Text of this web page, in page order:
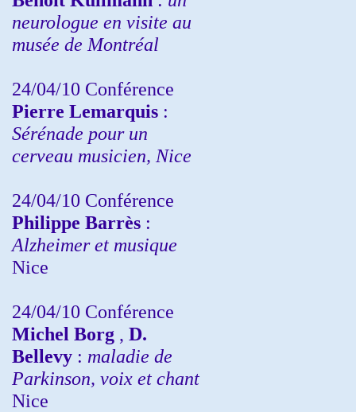
neurologue en visite au
musée de Montréal
24/04/10 Conférence
Pierre Lemarquis :
Sérénade pour un
cerveau musicien, Nice
24/04/10 Conférence
Philippe Barrès :
Alzheimer et musique
Nice
24/04/10 Conférence
Michel Borg , D.
Bellevy : maladie de
Parkinson, voix et chant
Nice